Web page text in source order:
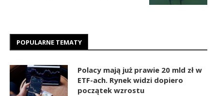
POPULARNE TEMATY
Polacy mają już prawie 20 mld zł w
ETF-ach. Rynek widzi dopiero
początek wzrostu